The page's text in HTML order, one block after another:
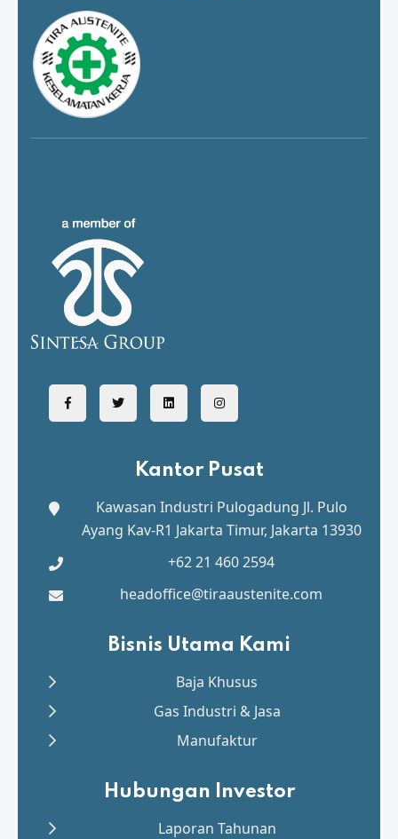
Kantor Pusat
Kawasan Industri Pulogadung Jl. Pulo
Ayang Kav-R1 Jakarta Timur, Jakarta 13930
+62 21 460 2594
headoffice@tiraaustenite.com
Bisnis Utama Kami
Baja Khusus
Gas Industri & Jasa
Manufaktur
Hubungan Investor
Laporan Tahunan